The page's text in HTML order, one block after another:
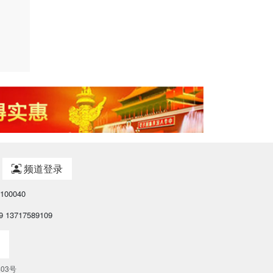
频道登录
13717589109
号